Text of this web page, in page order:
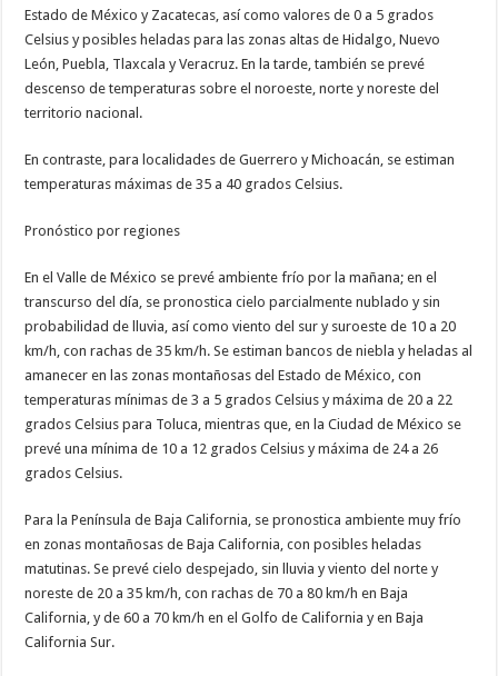
Estado de México y Zacatecas, así como valores de 0 a 5 grados
Celsius y posibles heladas para las zonas altas de Hidalgo, Nuevo
León, Puebla, Tlaxcala y Veracruz. En la tarde, también se prevé
descenso de temperaturas sobre el noroeste, norte y noreste del
territorio nacional.
En contraste, para localidades de Guerrero y Michoacán, se estiman
temperaturas máximas de 35 a 40 grados Celsius.
Pronóstico por regiones
En el Valle de México se prevé ambiente frío por la mañana; en el
transcurso del día, se pronostica cielo parcialmente nublado y sin
probabilidad de lluvia, así como viento del sur y suroeste de 10 a 20
km/h, con rachas de 35 km/h. Se estiman bancos de niebla y heladas al
amanecer en las zonas montañosas del Estado de México, con
temperaturas mínimas de 3 a 5 grados Celsius y máxima de 20 a 22
grados Celsius para Toluca, mientras que, en la Ciudad de México se
prevé una mínima de 10 a 12 grados Celsius y máxima de 24 a 26
grados Celsius.
Para la Península de Baja California, se pronostica ambiente muy frío
en zonas montañosas de Baja California, con posibles heladas
matutinas. Se prevé cielo despejado, sin lluvia y viento del norte y
noreste de 20 a 35 km/h, con rachas de 70 a 80 km/h en Baja
California, y de 60 a 70 km/h en el Golfo de California y en Baja
California Sur.